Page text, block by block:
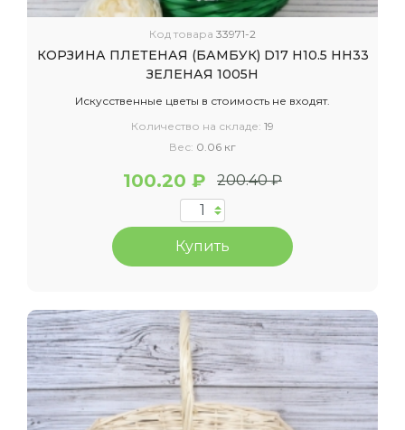
Код товара 33971-2
КОРЗИНА ПЛЕТЕНАЯ (БАМБУК) D17 H10.5 HH33
ЗЕЛЕНАЯ 1005Н
Искусственные цветы в стоимость не входят.
Количество на складе: 19
Вес: 0.06 кг
100.20 ₽ 200.40 ₽
Купить